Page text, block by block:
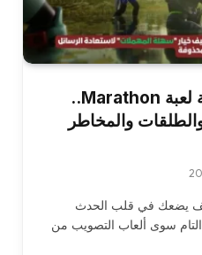
ثورة Bungie| مراجعة لعبة Marathon..
والمخاطر
يضعك في قلب الحدث
سوى ألعاب التصويب من